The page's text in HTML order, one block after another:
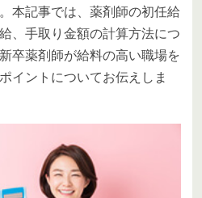
本記事では、薬剤師の初任給
、手取り金額の計算方法につ
卒薬剤師が給料の高い職場を
イントについてお伝えしま